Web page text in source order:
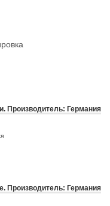
Производитель: Германия
Производитель: Германия